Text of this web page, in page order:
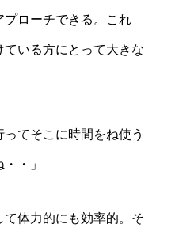
ローチできる。これ
いる方にとって大きな
ってそこに時間をね使う
・」
体力的にも効率的。そ